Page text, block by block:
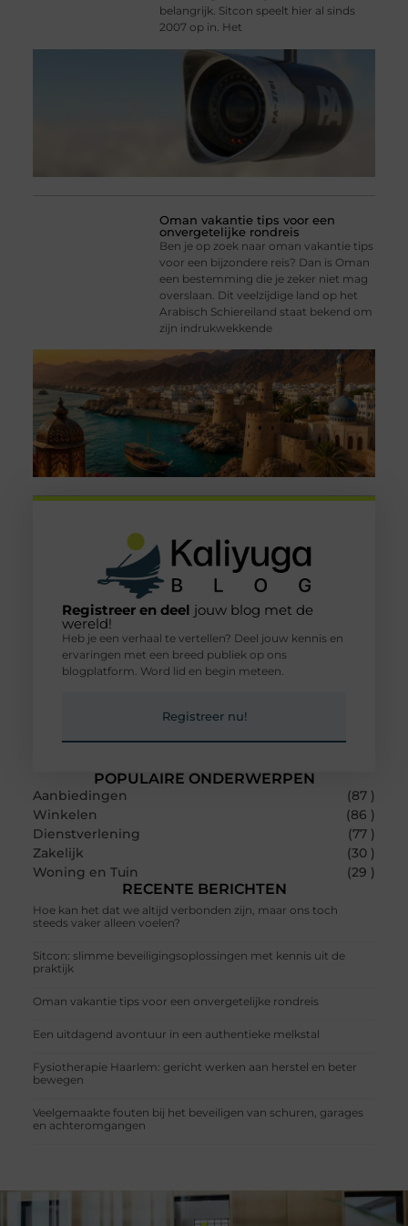
belangrijk. Sitcon speelt hier al sinds
2007 op in. Het
Oman vakantie tips voor een
onvergetelijke rondreis
Ben je op zoek naar oman vakantie tips
voor een bijzondere reis? Dan is Oman
een bestemming die je zeker niet mag
overslaan. Dit veelzijdige land op het
Arabisch Schiereiland staat bekend om
zijn indrukwekkende
POPULAIRE ONDERWERPEN
Aanbiedingen
(87 )
Winkelen
(86 )
Dienstverlening
(77 )
Zakelijk
(30 )
Woning en Tuin
(29 )
RECENTE BERICHTEN
Hoe kan het dat we altijd verbonden zijn, maar ons toch
steeds vaker alleen voelen?
Sitcon: slimme beveiligingsoplossingen met kennis uit de
praktijk
Oman vakantie tips voor een onvergetelijke rondreis
Een uitdagend avontuur in een authentieke melkstal
Fysiotherapie Haarlem: gericht werken aan herstel en beter
bewegen
Veelgemaakte fouten bij het beveiligen van schuren, garages
en achteromgangen
Registreer en deel jouw blog met de
wereld!
Heb je een verhaal te vertellen? Deel jouw kennis en
ervaringen met een breed publiek op ons
blogplatform. Word lid en begin meteen.
Registreer nu!